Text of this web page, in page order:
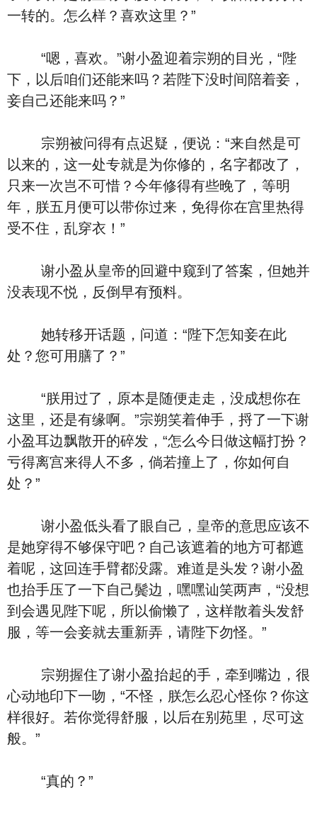
一转的。怎么样？喜欢这里？”
“嗯，喜欢。”谢小盈迎着宗朔的目光，“陛
下，以后咱们还能来吗？若陛下没时间陪着妾，
妾自己还能来吗？”
宗朔被问得有点迟疑，便说：“来自然是可
以来的，这一处专就是为你修的，名字都改了，
只来一次岂不可惜？今年修得有些晚了，等明
年，朕五月便可以带你过来，免得你在宫里热得
受不住，乱穿衣！”
谢小盈从皇帝的回避中窥到了答案，但她并
没表现不悦，反倒早有预料。
她转移开话题，问道：“陛下怎知妾在此
处？您可用膳了？”
“朕用过了，原本是随便走走，没成想你在
这里，还是有缘啊。”宗朔笑着伸手，捋了一下谢
小盈耳边飘散开的碎发，“怎么今日做这幅打扮？
亏得离宫来得人不多，倘若撞上了，你如何自
处？”
谢小盈低头看了眼自己，皇帝的意思应该不
是她穿得不够保守吧？自己该遮着的地方可都遮
着呢，这回连手臂都没露。难道是头发？谢小盈
也抬手压了一下自己鬓边，嘿嘿讪笑两声，“没想
到会遇见陛下呢，所以偷懒了，这样散着头发舒
服，等一会妾就去重新弄，请陛下勿怪。”
宗朔握住了谢小盈抬起的手，牵到嘴边，很
心动地印下一吻，“不怪，朕怎么忍心怪你？你这
样很好。若你觉得舒服，以后在别苑里，尽可这
般。”
“真的？”